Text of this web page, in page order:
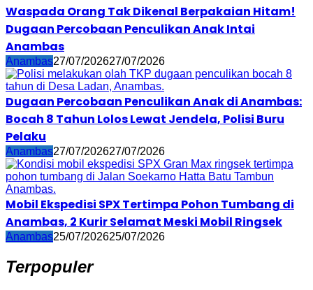
Waspada Orang Tak Dikenal Berpakaian Hitam!
Dugaan Percobaan Penculikan Anak Intai
Anambas
Anambas27/07/202627/07/2026
Dugaan Percobaan Penculikan Anak di Anambas:
Bocah 8 Tahun Lolos Lewat Jendela, Polisi Buru
Pelaku
Anambas27/07/202627/07/2026
Mobil Ekspedisi SPX Tertimpa Pohon Tumbang di
Anambas, 2 Kurir Selamat Meski Mobil Ringsek
Anambas25/07/202625/07/2026
Terpopuler